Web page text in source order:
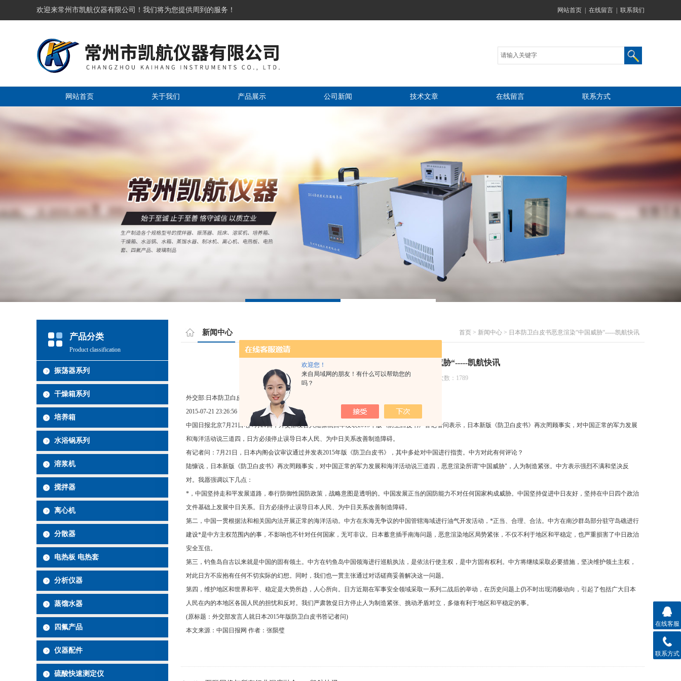
欢迎您！
来自局域网的朋友！有什么可以帮助您的
吗？
欢迎来常州市凯航仪器有限公司！我们将为您提供周到的服务！ 网站首页 在线留言 联系我们
网站首页 关于我们 产品展示 公司新闻 技术文章 在线留言 联系方式
新闻中心 首页 > 新闻中心 > 日本防卫白皮书恶意渲染“中国威胁“-----凯航快讯
日本防卫白皮书恶意渲染“中国威胁“-----凯航快讯
更新日期：2015-07-22 浏览次数：1789
外交部:日本防卫白皮书恶意渲染"中国威胁"
2015-07-21 23:26:56 来源: 中国日报网(北京)
中国日报北京7月21日电 7月21日，外交部发言人陆慷就日本发表2015年版《防卫白皮书》答记者问表示，日本新版《防卫白皮书》再次罔顾事实，对中国正常的军力发展
和海洋活动说三道四，日方必须停止误导日本人民、为中日关系改善制造障碍。
有记者问：7月21日，日本内阁会议审议通过并发表2015年版《防卫白皮书》，其中多处对中国进行指责。中方对此有何评论？
陆慷说，日本新版《防卫白皮书》再次罔顾事实，对中国正常的军力发展和海洋活动说三道四，恶意渲染所谓“中国威胁"，人为制造紧张。中方表示强烈不满和坚决反
对。我愿强调以下几点：
*，中国坚持走和平发展道路，奉行防御性国防政策，战略意图是透明的。中国发展正当的国防能力不对任何国家构成威胁。中国坚持促进中日友好，坚持在中日四个政治
文件基础上发展中日关系。日方必须停止误导日本人民、为中日关系改善制造障碍。
第二，中国一贯根据法和相关国内法开展正常的海洋活动。中方在东海无争议的中国管辖海域进行油气开发活动，*正当、合理、合法。中方在南沙群岛部分驻守岛礁进行
建设*是中方主权范围内的事，不影响也不针对任何国家，无可非议。日本蓄意插手南海问题，恶意渲染地区局势紧张，不仅不利于地区和平稳定，也严重损害了中日政治
安全互信。
第三，钓鱼岛自古以来就是中国的固有领土。中方在钓鱼岛中国领海进行巡航执法，是依法行使主权，是中方固有权利。中方将继续采取必要措施，坚决维护领土主权，
对此日方不应抱有任何不切实际的幻想。同时，我们也一贯主张通过对话磋商妥善解决这一问题。
第四，维护地区和世界和平、稳定是大势所趋，人心所向。日方近期在军事安全领域采取一系列二战后的举动，在历史问题上仍不时出现消极动向，引起了包括广大日本
人民在内的本地区各国人民的担忧和反对。我们严肃敦促日方停止人为制造紧张、挑动矛盾对立，多做有利于地区和平稳定的事。
(原标题：外交部发言人就日本2015年版防卫白皮书答记者问)
本文来源：中国日报网 作者：张陨璧
产品分类
Product classification
振荡器系列
干燥箱系列
培养箱
水浴锅系列
溶浆机
搅拌器
离心机
分散器
电热板 电热套
分析仪器
蒸馏水器
四氟产品
仪器配件
硫酸快速测定仪
在线客服
联系方式